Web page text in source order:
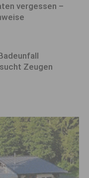
vergessen –
Zeugen